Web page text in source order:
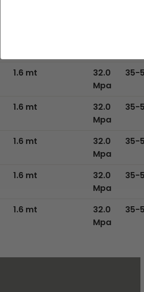
1.6 mt
32.0
Mpa
35-
1.6 mt
32.0
Mpa
35-
1.6 mt
32.0
Mpa
35-
1.6 mt
32.0
Mpa
35-
1.6 mt
32.0
Mpa
35-